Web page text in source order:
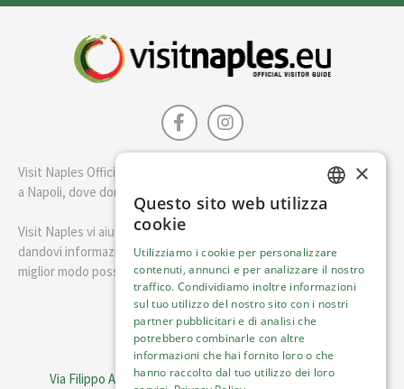
Visit Naples Official è la guida della città di Napoli. Scopri cosa fare
a Napoli, dove dormire e i migliori posti dove mangiare.
Visit Naples vi aiuterà a pianificare il vostro viaggio a Napoli
dandovi informazioni utili e consigli su come visitare Napoli nel
miglior modo possibile.
Italiano
Visit Italy Srl
Via Filippo Argelati, 10, 20143 Milano | P.IVA 08368951219
×
Questo sito web utilizza
cookie
Utilizziamo i cookie per personalizzare
contenuti, annunci e per analizzare il nostro
traffico. Condividiamo inoltre informazioni
sul tuo utilizzo del nostro sito con i nostri
partner pubblicitari e di analisi che
potrebbero combinarle con altre
informazioni che hai fornito loro o che
hanno raccolto dal tuo utilizzo dei loro